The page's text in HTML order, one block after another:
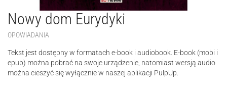
Nowy dom Eurydyki
OPOWIADANIA
Tekst jest dostępny w formatach e-book i audiobook. E-book (mobi i
epub) można pobrać na swoje urządzenie, natomiast wersją audio
można cieszyć się wyłącznie w naszej aplikacji PulpUp.